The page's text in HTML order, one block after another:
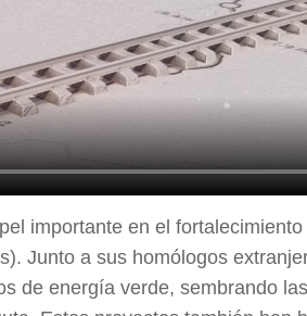
importante en el
Junto a sus homólogos
de energía verde, sembrando